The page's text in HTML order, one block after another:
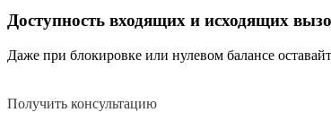
Доступность входящих и исходящих
Даже при блокировке или нулевом балансе
Получить консультацию